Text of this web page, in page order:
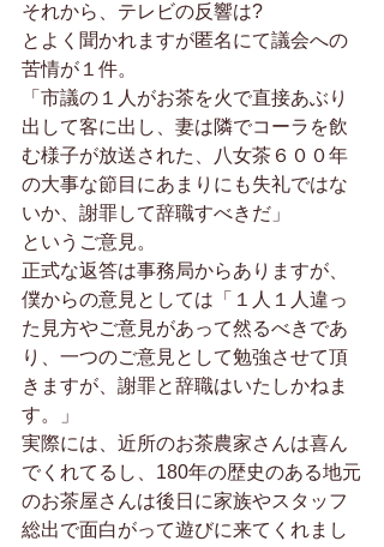
それから、テレビの反響は?
とよく聞かれますが匿名にて議会への
苦情が１件。
「市議の１人がお茶を火で直接あぶり
出して客に出し、妻は隣でコーラを飲
む様子が放送された、八女茶６００年
の大事な節目にあまりにも失礼ではな
いか、謝罪して辞職すべきだ」
というご意見。
正式な返答は事務局からありますが、
僕からの意見としては「１人１人違っ
た見方やご意見があって然るべきであ
り、一つのご意見として勉強させて頂
きますが、謝罪と辞職はいたしかねま
す。」
実際には、近所のお茶農家さんは喜ん
でくれてるし、180年の歴史のある地元
のお茶屋さんは後日に家族やスタッフ
総出で面白がって遊びに来てくれまし